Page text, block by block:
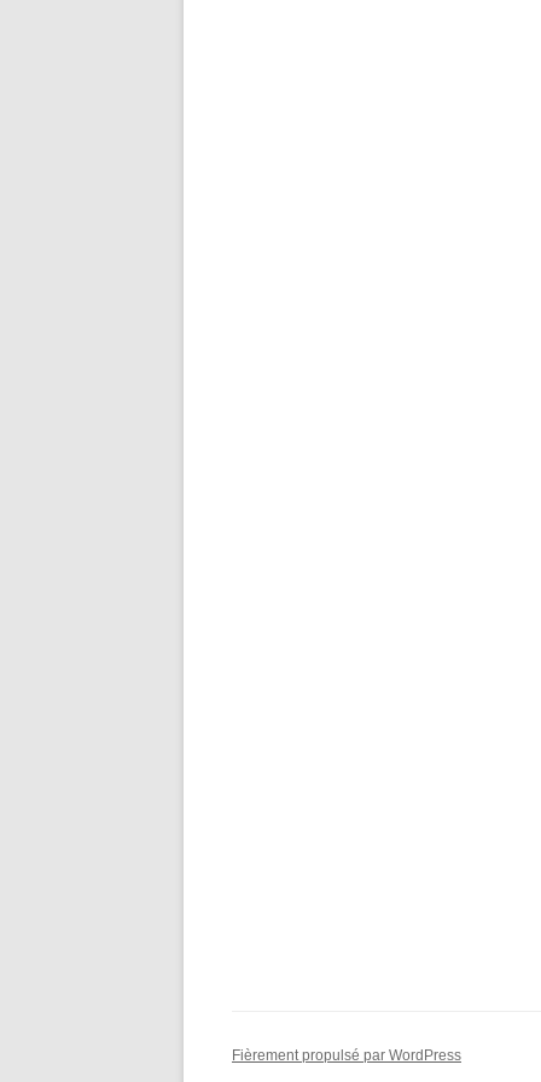
Fièrement propulsé par WordPress